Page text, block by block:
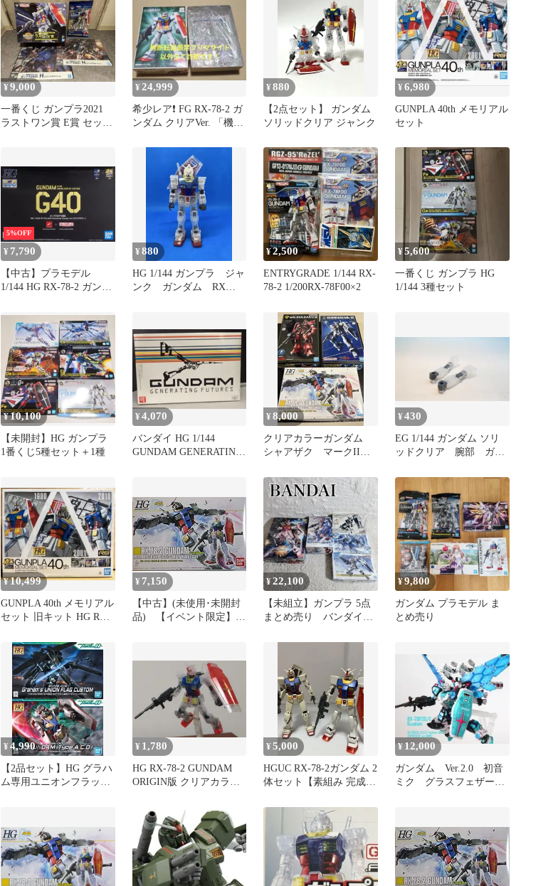
¥9,000
一番くじ ガンプラ2021
ラストワン賞 E賞 セット
¥ 24,999
希少レア❗ FG RX-78-2 ガ
ンダム クリアVer. 「機動
¥880
【2点セット】 ガンダム
ソリッドクリア ジャンク
¥6,980
GUNPLA 40th メモリアル
セット
5%OFF
¥ 7,790
【中古】プラモデル
1/144 HG RX-78-2 ガンダ
Ver.(クリアカラー) 「機
動戦士ガンダム」 ガンプ
ラEXPO限定 [2475036]
¥880
HG 1/144 ガンプラ ジャ
ンク ガンダム RX
¥2,500
ENTRYGRADE 1/144 RX-
78-2 1/200RX-78F00×2
¥5,600
一番くじ ガンプラ HG
1/144 3種セット
¥10,100
【未開封】HG ガンプラ
1番くじ5種セット＋1種
¥4,070
バンダイ HG 1/144
GUNDAM GENERATING
¥8,000
クリアカラーガンダム
シャアザク マークIIエ
ット
¥430
EG 1/144 ガンダム ソリ
ッドクリア 腕部 ガン
¥10,499
GUNPLA 40th メモリアル
セット 旧キット HG RG
¥ 7,150
【中古】(未使用･未開封
品) 【イベント限定】
¥22,100
【未組立】ガンプラ 5点
まとめ売り バンダイ
¥9,800
ガンダム プラモデル ま
とめ売り
¥4,990
【2品セット】HG グラハ
ム専用ユニオンフラッグ
¥ 1,780
HG RX-78-2 GUNDAM
ORIGIN版 クリアカラー
¥5,000
HGUC RX-78-2ガンダム 2
体セット【素組み 完成
¥ 12,000
ガンダム Ver.2.0 初音
ミク グラスフェザー